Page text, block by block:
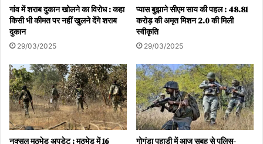
गांव में शराब दुकान खोलने का विरोध : कहा
किसी भी कीमत पर नहीं खुलने देंगे शराब
दुकान
29/03/2025
प्यास बुझाने सीएम साय की पहल : 48.81
करोड़ की अमृत मिशन 2.0 की मिली
स्वीकृति
29/03/2025
नक्सल मुठभेड़ अपडेट : मुठभेड़ में 16
गोगंडा पहाड़ी में आज सुबह से पुलिस-